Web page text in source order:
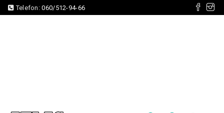
Telefon:060/512-94-66